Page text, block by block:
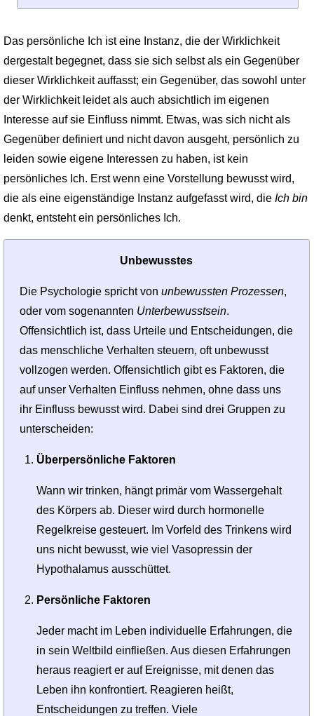
Das persönliche Ich ist eine Instanz, die der Wirklichkeit
dergestalt begegnet, dass sie sich selbst als ein Gegenüber
dieser Wirklichkeit auffasst; ein Gegenüber, das sowohl unter
der Wirklichkeit leidet als auch absichtlich im eigenen
Interesse auf sie Einfluss nimmt. Etwas, was sich nicht als
Gegenüber definiert und nicht davon ausgeht, persönlich zu
leiden sowie eigene Interessen zu haben, ist kein
persönliches Ich. Erst wenn eine Vorstellung bewusst wird,
die als eine eigenständige Instanz aufgefasst wird, die Ich bin
denkt, entsteht ein persönliches Ich.
Unbewusstes
Die Psychologie spricht vonunbewussten Prozessen,
oder vom sogenannten Unterbewusstsein.
Offensichtlich ist, dass Urteile und Entscheidungen, die
das menschliche Verhalten steuern, oft unbewusst
vollzogen werden. Offensichtlich gibt es Faktoren, die
auf unser Verhalten Einfluss nehmen, ohne dass uns
ihr Einfluss bewusst wird. Dabei sind drei Gruppen zu
unterscheiden:
Überpersönliche Faktoren
Wann wir trinken, hängt primär vom Wassergehalt
des Körpers ab. Dieser wird durch hormonelle
Regelkreise gesteuert. Im Vorfeld des Trinkens wird
uns nicht bewusst, wie viel Vasopressin der
Hypothalamus ausschüttet.
Persönliche Faktoren
Jeder macht im Leben individuelle Erfahrungen, die
in sein Weltbild einfließen. Aus diesen Erfahrungen
heraus reagiert er auf Ereignisse, mit denen das
Leben ihn konfrontiert. Reagieren heißt,
Entscheidungen zu treffen. Viele